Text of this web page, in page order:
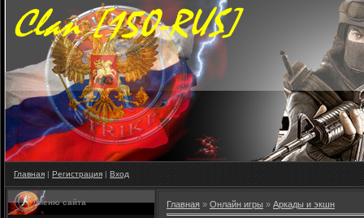
Главная |Регистрация|Вход
Меню сайта Главная » Онлайн игры » Аркады и экшн